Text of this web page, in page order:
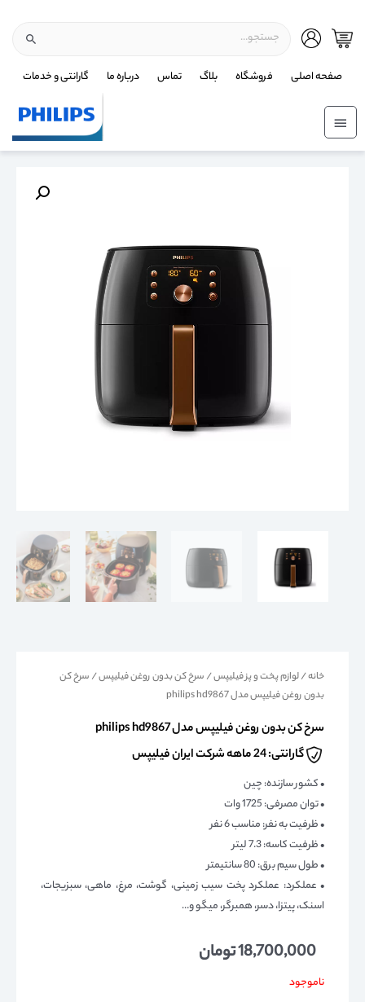
صفحه اصلی فروشگاه بلاگ تماس درباره ما گارانتی و خدمات
خانه/لوازم پخت و پز فیلیپس/ سرخ کن بدون روغن فیلیپس/ سرخ کن
بدون روغن فیلیپس مدل philips hd9867
سرخ کن بدون روغن فیلیپس مدل philips hd9867
گارانتی: 24 ماهه شرکت ایران فیلیپس
• کشور سازنده: چین
• توان مصرفی: 1725 وات
• ظرفیت به نفر: مناسب 6 نفر
• ظرفیت کاسه: 7.3 لیتر
• طول سیم برق: 80 سانتیمتر
• عملکرد: عملکرد پخت سیب زمینی، گوشت، مرغ، ماهی، سبزیجات،
اسنک، پیتزا، دسر، همبرگر، میگو و…
18,700,000تومان
ناموجود